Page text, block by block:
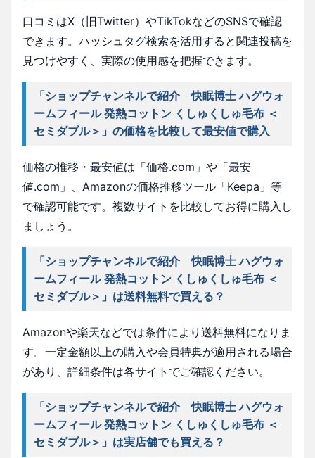
口コミはX（旧Twitter）やTikTokなどのSNSで確認
できます。ハッシュタグ検索を活用すると関連投稿を
見つけやすく、実際の使用感を把握できます。
「ショップチャンネルで紹介 快眠博士 ハグウォ
ームフィール 発熱コットン くしゅくしゅ毛布 ＜
セミダブル＞」の価格を比較して最安値で購入
価格の推移・最安値は「価格.com」や「最安
値.com」、Amazonの価格推移ツール「Keepa」等
で確認可能です。複数サイトを比較してお得に購入し
ましょう。
「ショップチャンネルで紹介 快眠博士 ハグウォ
ームフィール 発熱コットン くしゅくしゅ毛布 ＜
セミダブル＞」は送料無料で買える？
Amazonや楽天などでは条件により送料無料になりま
す。一定金額以上の購入や会員特典が適用される場合
があり、詳細条件は各サイトでご確認ください。
「ショップチャンネルで紹介 快眠博士 ハグウォ
ームフィール 発熱コットン くしゅくしゅ毛布 ＜
セミダブル＞」は実店舗でも買える？